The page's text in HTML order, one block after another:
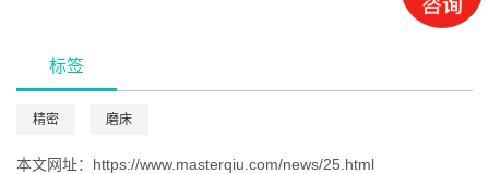
标签
精密 磨床
本文网址： https://www.masterqiu.com/news/25.html